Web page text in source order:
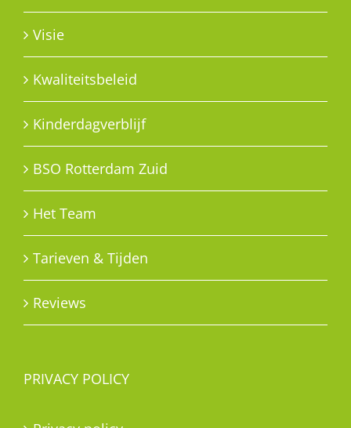
Visie
Kwaliteitsbeleid
Kinderdagverblijf
BSO Rotterdam Zuid
Het Team
Tarieven & Tijden
Reviews
PRIVACY POLICY